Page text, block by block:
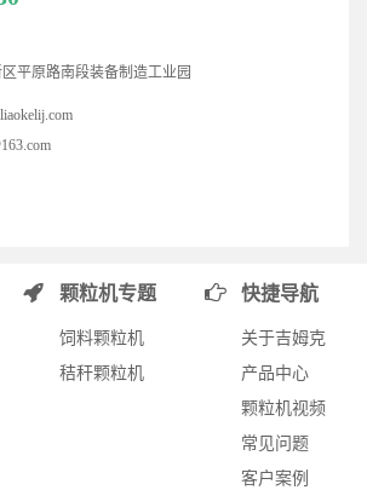
平原路南段装备制造工业园
颗粒机专题
饲料颗粒机
秸秆颗粒机
快捷导航
关于吉姆克
产品中心
颗粒机视频
常见问题
客户案例